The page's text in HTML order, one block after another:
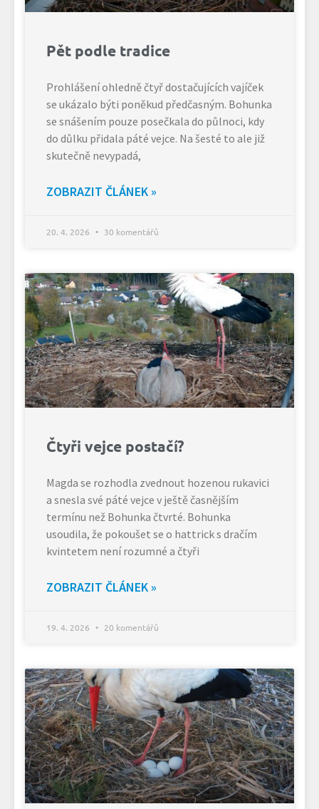
Pět podle tradice
Prohlášení ohledně čtyř dostačujících vajíček
se ukázalo býti poněkud předčasným. Bohunka
se snášením pouze posečkala do půlnoci, kdy
do důlku přidala páté vejce. Na šesté to ale již
skutečně nevypadá,
ZOBRAZIT ČLÁNEK »
20. 4. 2026 30 komentářů
Čtyři vejce postačí?
Magda se rozhodla zvednout hozenou rukavici
a snesla své páté vejce v ještě časnějším
termínu než Bohunka čtvrté. Bohunka
usoudila, že pokoušet se o hattrick s dračím
kvintetem není rozumné a čtyři
ZOBRAZIT ČLÁNEK »
19. 4. 2026 20 komentářů